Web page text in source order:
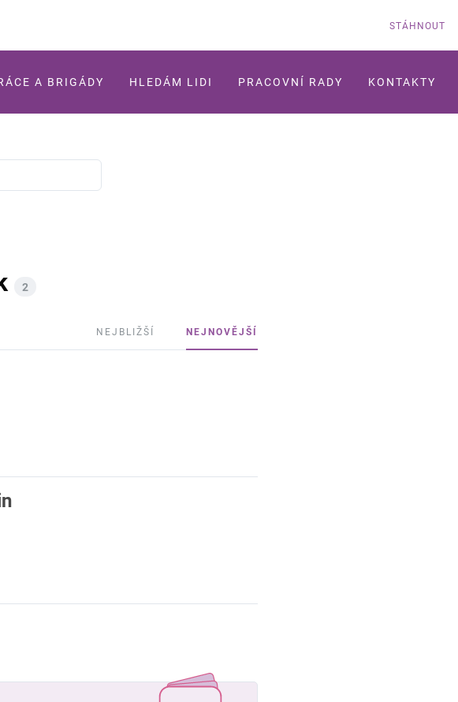
STÁHNOUT
A BRIGÁDY HLEDÁM LIDI PRACOVNÍ RADY KONTAKTY
2
NEJBLIŽŠÍ NEJNOVĚJŠÍ